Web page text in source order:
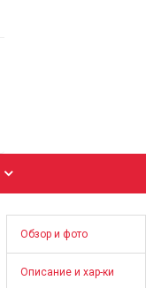
Обзор и фото
Описание и хар-ки